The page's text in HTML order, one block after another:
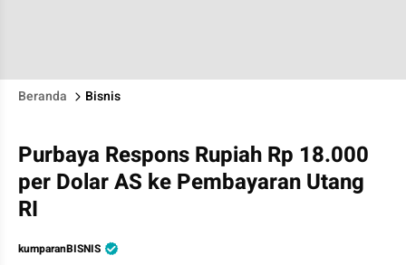
Beranda Bisnis
Purbaya Respons Rupiah Rp 18.000
per Dolar AS ke Pembayaran Utang
RI
kumparanBISNIS